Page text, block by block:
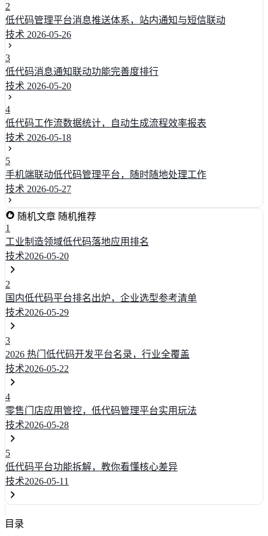
2
低代码管理平台消息推送体系，站内通知与短信联动
技术 2026-05-26
3
低代码消息通知联动功能完善度排行
技术 2026-05-20
4
低代码工作流数据统计，自动生成流程效率报表
技术 2026-05-18
5
手机端联动低代码管理平台，随时随地处理工作
技术 2026-05-27
随机文章 随机推荐
1
工业制造领域低代码落地应用排名
技术2026-05-20
2
国内低代码平台排名出炉，企业选型参考清单
技术2026-05-29
3
2026 热门低代码开发平台名录，行业全覆盖
技术2026-05-22
4
零售门店应用管控，低代码管理平台实用玩法
技术2026-05-28
5
低代码平台功能拆解，教你看懂核心差异
技术2026-05-11
目录